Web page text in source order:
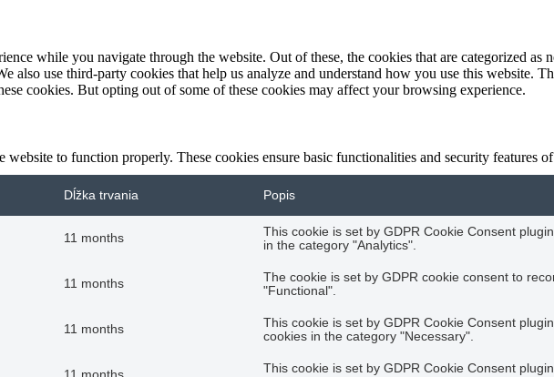
while you navigate through the website. Out of these, the cookies that are categorized as
also use third-party cookies that help us analyze and understand how you use this website.
cookies. But opting out of some of these cookies may affect your browsing experience.
website to function properly. These cookies ensure basic functionalities and security features
Dĺžka trvania Popis
11 months
This cookie is set by GDPR Cookie Consent
in the category "Analytics".
11 months
The cookie is set by GDPR cookie consent to
"Functional".
11 months
This cookie is set by GDPR Cookie Consent
cookies in the category "Necessary".
This cookie is set by GDPR Cookie Consent